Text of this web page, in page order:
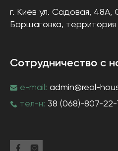
г. Киев ул. Садовая, 48А,
Борщаговка, территория
Сотрудничество с
e-mail: admin@real-
тел-н: 38 (068)-807-22-